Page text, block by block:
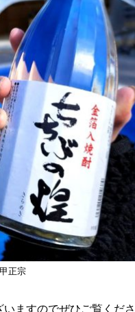
正宗
いますのでぜひご覧くだ